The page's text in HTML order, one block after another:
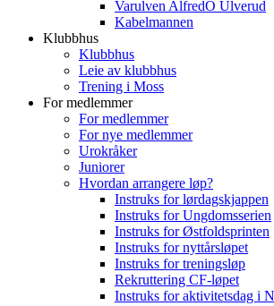
Varulven AlfredO Ulverud
Kabelmannen
Klubbhus
Klubbhus
Leie av klubbhus
Trening i Moss
For medlemmer
For medlemmer
For nye medlemmer
Urokråker
Juniorer
Hvordan arrangere løp?
Instruks for lørdagskjappen
Instruks for Ungdomsserien
Instruks for Østfoldsprinten
Instruks for nyttårsløpet
Instruks for treningsløp
Rekruttering CF-løpet
Instruks for aktivitetsdag i